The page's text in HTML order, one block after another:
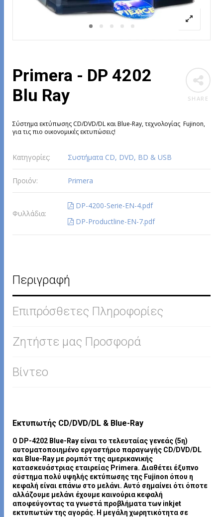
SHARE
Primera - DP 4202
Blu Ray
Σύστημα εκτύπωσης CD/DVD/DL και Blue-Ray, τεχνολογίας Fujinon,
για τις πιο οικονομικές εκτυπώσεις!
Κατηγορίες: Συστήματα CD, DVD, BD & USB
Προιόν: Primera
Φυλλάδια:
DP-4200-Serie-EN-4.pdf
DP-Productline-EN-7.pdf
Περιγραφή
Επιπρόσθετες Πληροφορίες
Ζητήστε μας Προσφορά
Βίντεο
Εκτυπωτής CD/DVD/DL & Blue-Ray
Ο DP-4202 Blue-Ray είναι το τελευταίας γενεάς (5η)
αυτοματοποιημένο εργαστήριο παραγωγής CD/DVD/DL
και Blue-Ray με ρομπότ της αμερικανικής
κατασκευάστριας εταιρείας Primera. Διαθέτει έξυπνο
σύστημα πολύ υψηλής εκτύπωσης της Fujinon όπου η
κεφαλή είναι επάνω στο μελάνι. Αυτό σημαίνει ότι όποτε
αλλάζουμε μελάνι έχουμε καινούρια κεφαλή
αποφεύγοντας τα γνωστά προβλήματα των inkjet
εκτυπωτών της αγοράς. Η μεγάλη χωρητικότητα σε